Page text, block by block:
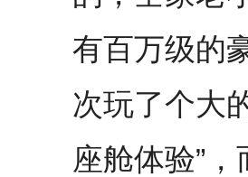
有百万级的
次玩了个大
座舱体验”